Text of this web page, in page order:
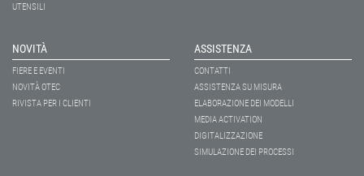
UTENSILI
NOVITÀ
FIERE E EVENTI
NOVITÀ OTEC
RIVISTA PER I CLIENTI
ASSISTENZA
CONTATTI
ASSISTENZA SU MISURA
ELABORAZIONE DEI MODELLI
MEDIA ACTIVATION
DIGITALIZZAZIONE
SIMULAZIONE DEI PROCESSI